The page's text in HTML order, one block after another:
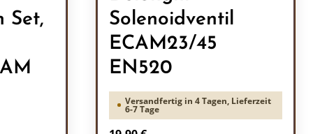
Set,
Solenoidventil
ECAM23/45
EN520
Versandfertig in 4 Tagen, Lieferzeit
6-7 Tage